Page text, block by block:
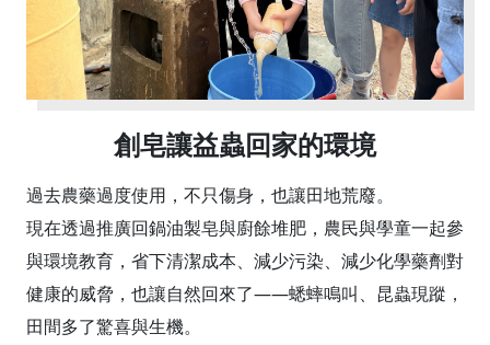
創皂讓益蟲回家的環境
過去農藥過度使用，不只傷身，也讓田地荒廢。
現在透過推廣回鍋油製皂與廚餘堆肥，農民與學童一起參
與環境教育，省下清潔成本、減少污染、減少化學藥劑對
健康的威脅，也讓自然回來了——蟋蟀鳴叫、昆蟲現蹤，
田間多了驚喜與生機。